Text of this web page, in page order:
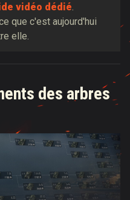
vidéo dédié.
que c'est aujourd'hui
elle.
des arbres